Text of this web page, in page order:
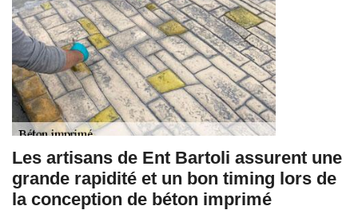
Les artisans de Ent Bartoli assurent une
grande rapidité et un bon timing lors de
la conception de béton imprimé